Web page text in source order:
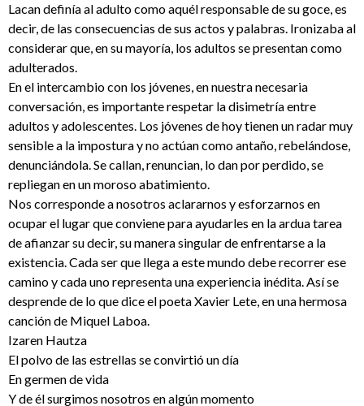
Lacan definía al adulto como aquél responsable de su goce, es
decir, de las consecuencias de sus actos y palabras. Ironizaba al
considerar que, en su mayoría, los adultos se presentan como
adulterados.
En el intercambio con los jóvenes, en nuestra necesaria
conversación, es importante respetar la disimetría entre
adultos y adolescentes. Los jóvenes de hoy tienen un radar muy
sensible a la impostura y no actúan como antaño, rebelándose,
denunciándola. Se callan, renuncian, lo dan por perdido, se
repliegan en un moroso abatimiento.
Nos corresponde a nosotros aclararnos y esforzarnos en
ocupar el lugar que conviene para ayudarles en la ardua tarea
de afianzar su decir, su manera singular de enfrentarse a la
existencia. Cada ser que llega a este mundo debe recorrer ese
camino y cada uno representa una experiencia inédita. Así se
desprende de lo que dice el poeta Xavier Lete, en una hermosa
canción de Miquel Laboa.
Izaren Hautza
El polvo de las estrellas se convirtió un día
En germen de vida
Y de él surgimos nosotros en algún momento